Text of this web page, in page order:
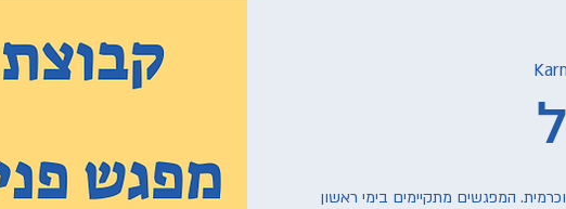
המפגשים מתקיימים בימי ראשון